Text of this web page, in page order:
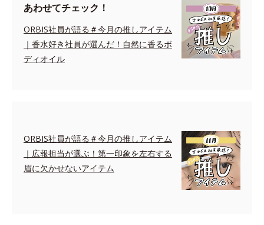
あわせてチェック！
ORBIS社員が語る＃今月の推しアイテム
｜香水好き社員が選んだ！自然に香るボ
ディオイル
ORBIS社員が語る＃今月の推しアイテム
｜広報担当が選ぶ！第一印象を左右する
眉に欠かせないアイテム